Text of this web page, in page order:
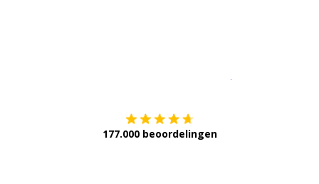
177.000 beoordelingen